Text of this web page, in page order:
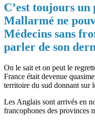
C’est toujours
Mallarmé ne
Médecins sans
parler de son
On le sait et on peut le
France était devenue
territoire du sud donnant sur
Les Anglais sont arrivés en
francophones des provinces